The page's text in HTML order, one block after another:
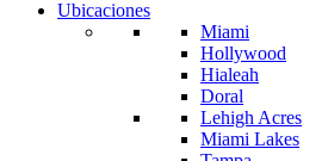
Ubicaciones
Miami
Hollywood
Hialeah
Doral
Lehigh Acres
Miami Lakes